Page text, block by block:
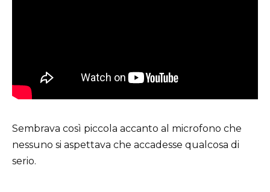
Sembrava così piccola accanto al microfono che
nessuno si aspettava che accadesse qualcosa di
serio.